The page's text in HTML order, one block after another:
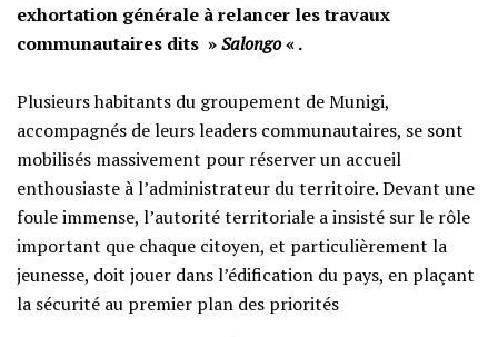
exhortation générale à relancer les travaux
communautaires dits »Salongo« .
‎​Plusieurs habitants du groupement de Munigi,
accompagnés de leurs leaders communautaires, se sont
mobilisés massivement pour réserver un accueil
enthousiaste à l’administrateur du territoire. Devant une
foule immense, l’autorité territoriale a insisté sur le rôle
important que chaque citoyen, et particulièrement la
jeunesse, doit jouer dans l’édification du pays, en plaçant
la sécurité au premier plan des priorités